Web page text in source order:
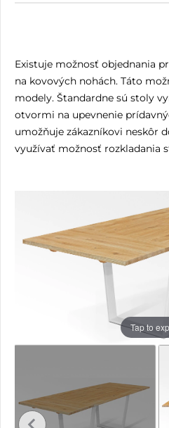
Existuje možnosť objednania
na kovových nohách. Táto
modely. Štandardne sú stoly
otvormi na upevnenie
umožňuje zákazníkovi neskôr
využívať možnosť rozkladania
Tap to